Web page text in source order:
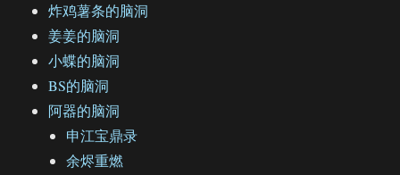
炸鸡薯条的脑洞
姜姜的脑洞
小蝶的脑洞
BS的脑洞
阿器的脑洞
申江宝鼎录
余烬重燃